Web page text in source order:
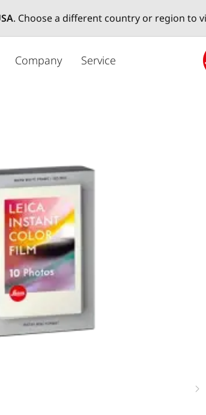
. Choose a different country or region to
Company Service